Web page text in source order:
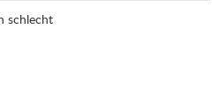
schlecht